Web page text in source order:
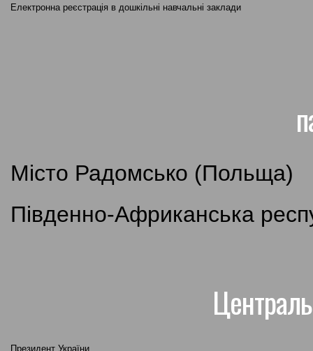
Електронна реєстрація в дошкільні навчальні заклади
Місто Радомсько (Польща)
Південно-Африканська
Президент України